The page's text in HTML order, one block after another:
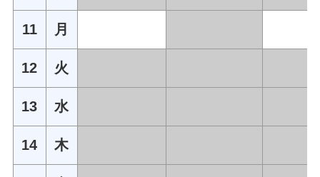
11 月
12 火
13 水
14 木